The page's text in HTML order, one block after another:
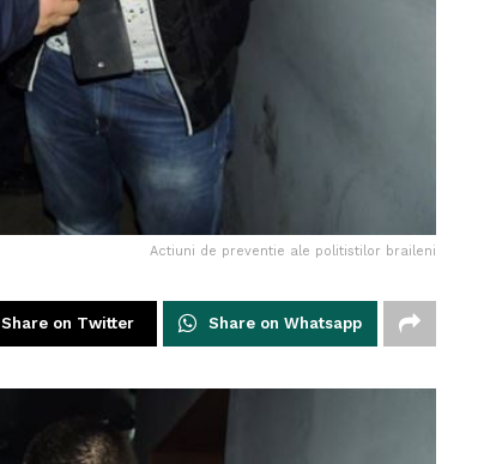
Actiuni de preventie ale politistilor braileni
Share on Twitter Share on Whatsapp